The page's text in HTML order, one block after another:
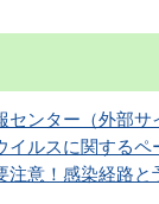
ンター（外部サ
イルスに関するペ
注意！感染経路